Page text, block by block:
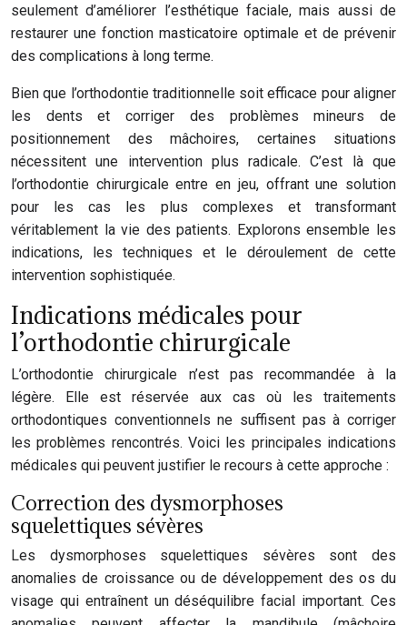
seulement d’améliorer l’esthétique faciale, mais aussi de
restaurer une fonction masticatoire optimale et de prévenir
des complications à long terme.
Bien que l’orthodontie traditionnelle soit efficace pour aligner
les dents et corriger des problèmes mineurs de
positionnement des mâchoires, certaines situations
nécessitent une intervention plus radicale. C’est là que
l’orthodontie chirurgicale entre en jeu, offrant une solution
pour les cas les plus complexes et transformant
véritablement la vie des patients. Explorons ensemble les
indications, les techniques et le déroulement de cette
intervention sophistiquée.
Indications médicales pour
l’orthodontie chirurgicale
L’orthodontie chirurgicale n’est pas recommandée à la
légère. Elle est réservée aux cas où les traitements
orthodontiques conventionnels ne suffisent pas à corriger
les problèmes rencontrés. Voici les principales indications
médicales qui peuvent justifier le recours à cette approche :
Correction des dysmorphoses
squelettiques sévères
Les dysmorphoses squelettiques sévères sont des
anomalies de croissance ou de développement des os du
visage qui entraînent un déséquilibre facial important. Ces